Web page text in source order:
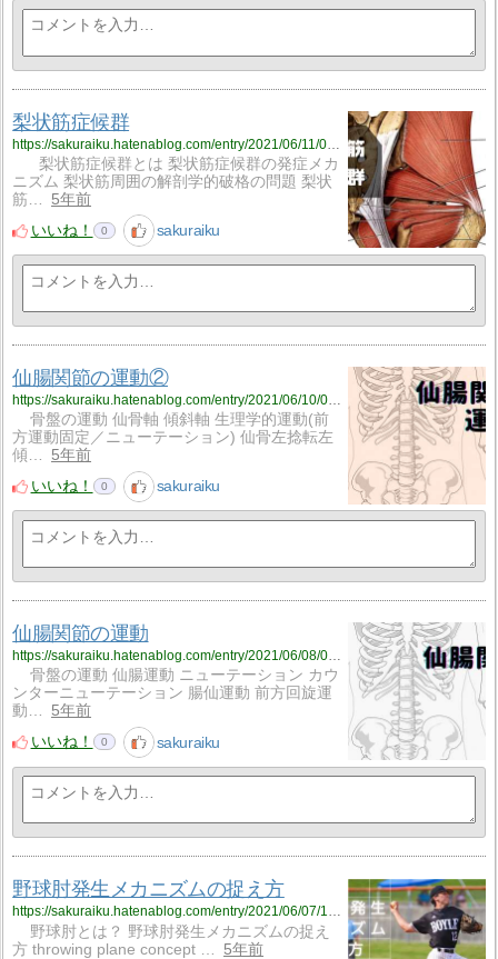
梨状筋症候群
梨状筋症候群とは 梨状筋症候群の発症メカ
ニズム 梨状筋周囲の解剖学的破格の問題 梨状
筋…
5年前
いいね！
0 sakuraiku
仙腸関節の運動②
骨盤の運動 仙骨軸 傾斜軸 生理学的運動(前
方運動固定／ニューテーション) 仙骨左捻転左
傾…
5年前
いいね！
0 sakuraiku
仙腸関節の運動
https://sakuraiku.hatenablog.com/entry/2021/06/08/060000
骨盤の運動 仙腸運動 ニューテーション カウ
ンターニューテーション 腸仙運動 前方回旋運
動…
5年前
いいね！
0 sakuraiku
野球肘発生メカニズムの捉え方
https://sakuraiku.hatenablog.com/entry/2021/06/07/103203
野球肘とは？ 野球肘発生メカニズムの捉え
方 throwing plane concept …
5年前